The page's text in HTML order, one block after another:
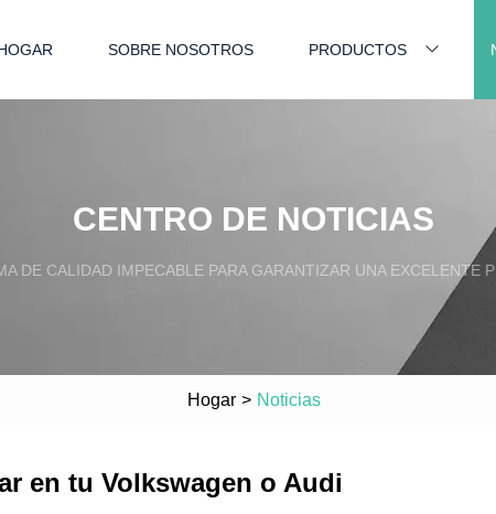
SOBRE NOSOTROS PRODUCTOS
CENTRO DE NOTICIAS
DE CALIDAD IMPECABLE PARA GARANTIZAR UNA EXCELENTE
Hogar > Noticias
en tu Volkswagen o Audi